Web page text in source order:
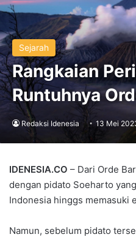
Sejarah
Rangkaian
Runtuhnya
Redaksi Idenesia 13 Mei
IDENESIA.CO – Dari Orde
dengan pidato Soeharto
Indonesia hinggs memasuki
Namun, sebelum pidato